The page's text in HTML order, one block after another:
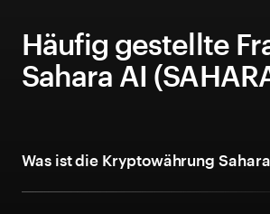
Häufig gestellte
Sahara AI
Was ist die Kryptowährung